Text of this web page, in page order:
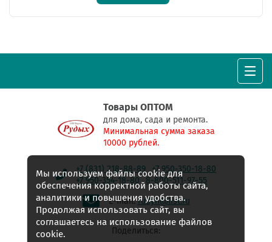
Товары ОПТОМ
для дома, сада и ремонта.
Минимальная сумма заказа
10000 рублей.
+7 (831) 218-88-89
+7 950-350-18-80
+7 950-354-18-80
8-800-511-97-55
E-mail:rudyh@list.ru
Поделиться:
Мы используем файлы cookie для
обеспечения корректной работы сайта,
аналитики и повышения удобства.
Продолжая использовать сайт, вы
соглашаетесь на использование файлов
cookie.